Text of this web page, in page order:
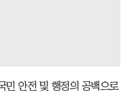
민 안전 및 행정의 공백으로